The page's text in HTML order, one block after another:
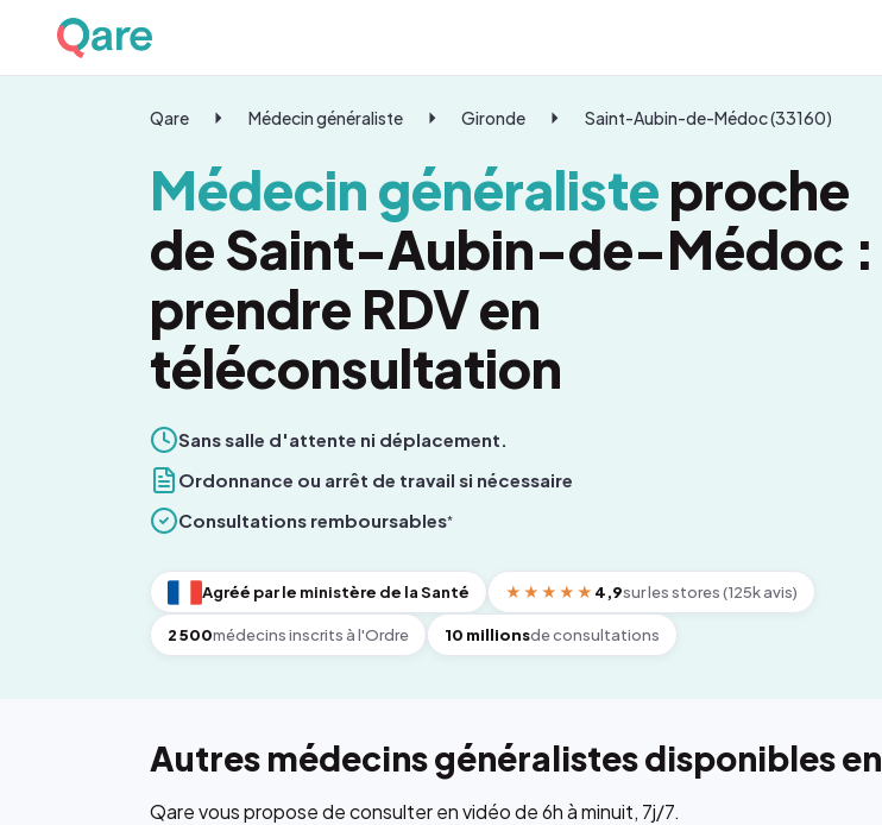
Qare Médecin généraliste Gironde Saint-Aubin-de-Médoc (33160)
Médecin généralisteproche
de Saint-Aubin-de-Médoc :
prendre RDV en
téléconsultation
Sans salle d'attente ni déplacement.
Ordonnance ou arrêt de travail si nécessaire
Consultations remboursables*
Agréé par le ministère de la Santé ★★★★★ 4,9sur les stores (125k avis)
2 500médecins inscrits à l'Ordre 10 millionsde consultations
Autres médecins généralistes disponibles
Qare vous propose de consulter en vidéo de 6h à minuit, 7j/7.